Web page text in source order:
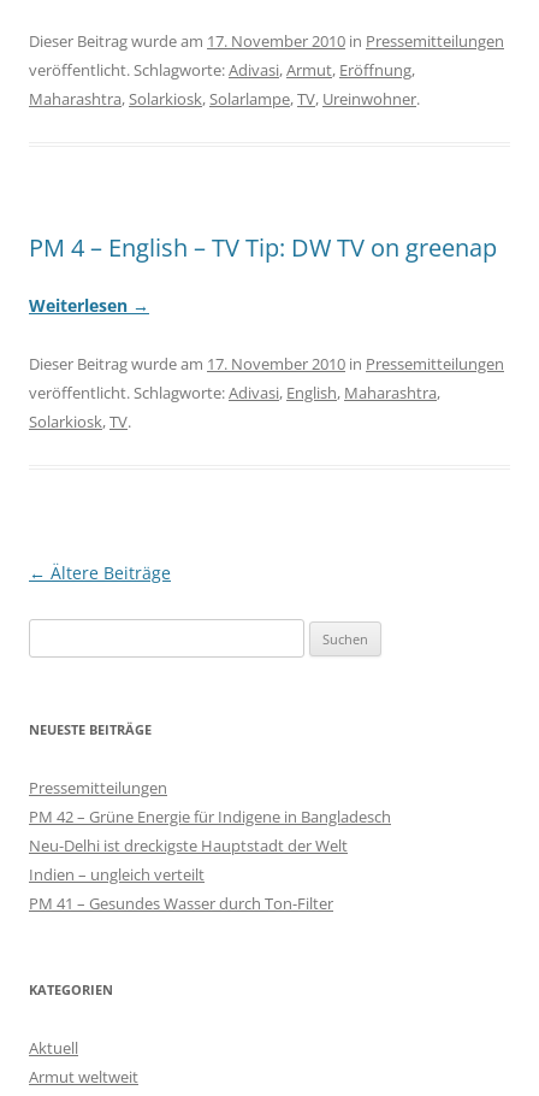
Dieser Beitrag wurde am 17. November 2010 in Pressemitteilungen
veröffentlicht. Schlagworte:Adivasi,Armut, Eröffnung,
Maharashtra,Solarkiosk,Solarlampe,TV, Ureinwohner.
PM 4 – English – TV Tip: DW TV on greenap
Weiterlesen →
Dieser Beitrag wurde am 17. November 2010 in Pressemitteilungen
veröffentlicht. Schlagworte:Adivasi, English, Maharashtra,
Solarkiosk,TV.
Beitragsnavigation
← Ältere Beiträge
nach:
NEUESTE BEITRÄGE
Pressemitteilungen
PM 42 – Grüne Energie für Indigene in Bangladesch
Neu-Delhi ist dreckigste Hauptstadt der Welt
Indien – ungleich verteilt
PM 41 – Gesundes Wasser durch Ton-Filter
KATEGORIEN
Aktuell
Armut weltweit